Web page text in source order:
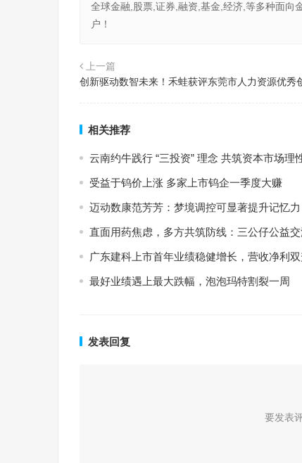
全球金融,股票,证券,融资,基金,经济,等多种面向
户！
上一篇
创新驱动数智未来！禾蛙获评东莞市人力资源优秀
相关推荐
云南约牛践行 “三投资” 理念 共筑资本市场理
受益于钨价上涨 多家上市钨企一季度大赚
迈动数康范芳芳：梦境调控可显著提升记忆
直面用药焦虑，多方共筑防线：三公仔公益
广东建科上市首年业绩稳健增长，营收净利
最好业绩遇上最大跌幅，泡泡玛特割裂一周
发表回复
要发表